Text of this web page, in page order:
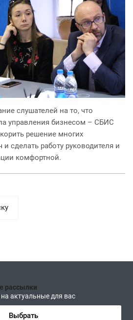
слушателей на то, что
управления бизнесом – СБИС
решение многих
сделать работу руководителя и
комфортной.
рассылки
актуальные для вас
Выбрать